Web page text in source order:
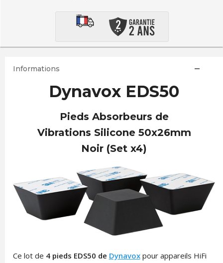
Informations
Dynavox EDS50
Pieds Absorbeurs de
Vibrations Silicone 50x26mm
Noir (Set x4)
Ce lot de 4 pieds EDS50 de Dynavoxpour appareils HiFi